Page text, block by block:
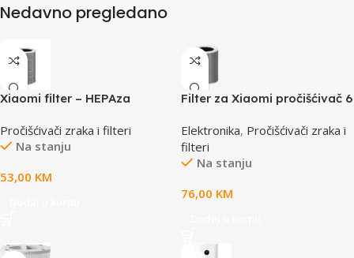
Nedavno pregledano
Xiaomi filter – HEPAza
modele,filtrira čestice do 3
mikrona
Pročišćivači zraka i filteri
Na stanju
53,00 KM
Filter za Xiaomi pročišćivač 6
Elektronika, Pročišćivači zraka i
filteri
Na stanju
76,00 KM